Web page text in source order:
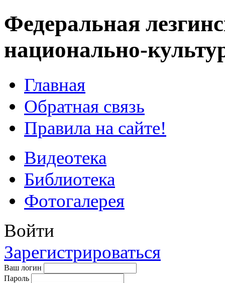
Федеральная
национально-
Главная
Обратная связь
Правила на сайте!
Видеотека
Библиотека
Фотогалерея
Войти
Зарегистрироваться
Ваш логин
Пароль